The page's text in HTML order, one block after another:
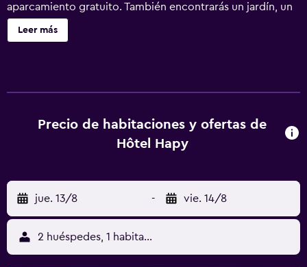
aparcamiento gratuito. También encontrarás un jardín, un
salón de eventos y una máquina expendedora. Hôtel HAPY
ofrece 21 alojamientos con secador de pelo. Cada
Los servicios para las personas de negocios incluyen
escritorio y teléfono. Se ofrece servicio de limpieza todos
instalaciones o cerca del alojamiento (es posible que se
aplique un recargo).
Leer más
Precio de habitaciones y ofertas de
Hôtel Hapy
jue. 13/8 - vie. 14/8
2 huéspedes, 1 habitación